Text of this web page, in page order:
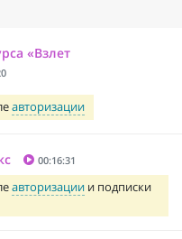
«Взлет
авторизации
00:16:31
авторизации и подписки